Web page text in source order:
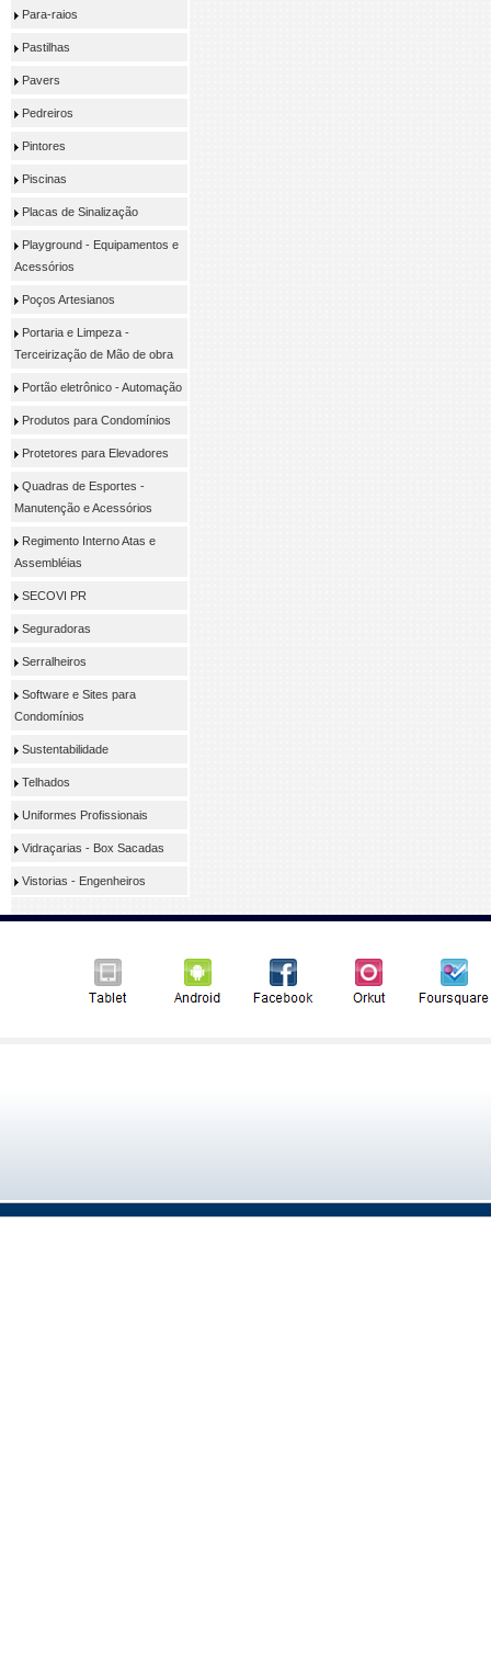
Para-raios
Pastilhas
Pavers
Pedreiros
Pintores
Piscinas
Placas de Sinalização
Playground - Equipamentos e
Acessórios
Poços Artesianos
Portaria e Limpeza -
Terceirização de Mão de obra
Portão eletrônico - Automação
Produtos para Condomínios
Protetores para Elevadores
Quadras de Esportes -
Manutenção e Acessórios
Regimento Interno Atas e
Assembléias
SECOVI PR
Seguradoras
Serralheiros
Software e Sites para
Condomínios
Sustentabilidade
Telhados
Uniformes Profissionais
Vidraçarias - Box Sacadas
Vistorias - Engenheiros